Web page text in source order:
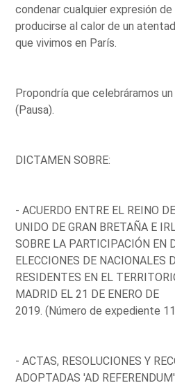
condenar cualquier expresión
producirse al calor de un
que vivimos en París.
Propondría que celebráramos
(Pausa).
DICTAMEN SOBRE:
- ACUERDO ENTRE EL REINO
UNIDO DE GRAN BRETAÑA E
SOBRE LA PARTICIPACIÓN EN
ELECCIONES DE NACIONALES
RESIDENTES EN EL
MADRID EL 21 DE ENERO DE
2019. (Número de expediente
- ACTAS, RESOLUCIONES Y
ADOPTADAS 'AD